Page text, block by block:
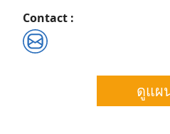
Contact :
ดูแผ